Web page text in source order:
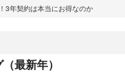
3年契約は本当にお得なのか
最新年）